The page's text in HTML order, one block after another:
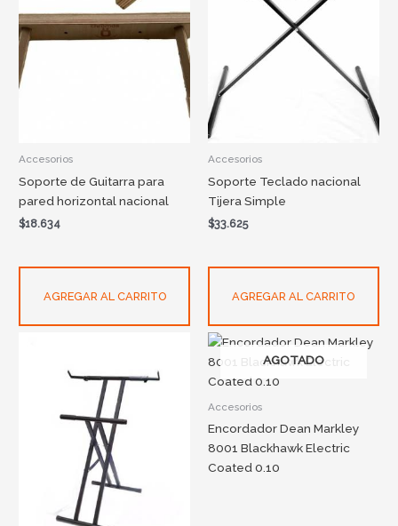
Accesorios
Soporte de Guitarra para
pared horizontal nacional
$18.634
AGREGAR AL CARRITO
Accesorios
Soporte Teclado nacional
Tijera Simple
$33.625
AGREGAR AL CARRITO
AGOTADO
Accesorios
Encordador Dean Markley
8001 Blackhawk Electric
Coated 0.10